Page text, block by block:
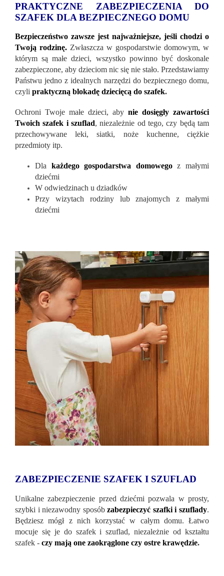
PRAKTYCZNE ZABEZPIECZENIA DO
SZAFEK DLA BEZPIECZNEGO DOMU
Bezpieczeństwo zawsze jest najważniejsze, jeśli chodzi o
Twoją rodzinę. Zwłaszcza w gospodarstwie domowym, w
którym są małe dzieci, wszystko powinno być doskonale
zabezpieczone, aby dzieciom nic się nie stało. Przedstawiamy
Państwu jedno z idealnych narzędzi do bezpiecznego domu,
czyli praktyczną blokadę dziecięcą do szafek.
Ochroni Twoje małe dzieci, aby nie dosięgły zawartości
Twoich szafek i szuflad, niezależnie od tego, czy będą tam
przechowywane leki, siatki, noże kuchenne, ciężkie
przedmioty itp.
Dla każdego gospodarstwa domowegoz małymi
dziećmi
W odwiedzinach u dziadków
Przy wizytach rodziny lub znajomych z małymi
dziećmi
ZABEZPIECZENIE SZAFEK I SZUFLAD
Unikalne zabezpieczenie przed dziećmi pozwala w prosty,
szybki i niezawodny sposóbzabezpieczyć szafki i szuflady.
Będziesz mógł z nich korzystać w całym domu. Łatwo
mocuje się je do szafek i szuflad, niezależnie od kształtu
szafek - czy mają one zaokrąglone czy ostre krawędzie.